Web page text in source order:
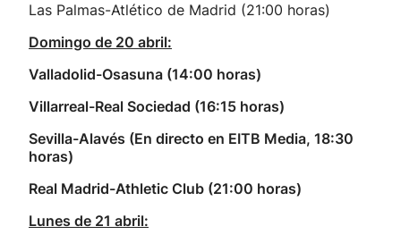
Las Palmas-Atlético de Madrid (21:00 horas)
Domingo de 20 abril:
Valladolid-Osasuna (14:00 horas)
Villarreal-Real Sociedad (16:15 horas)
Sevilla-Alavés (En directo en EITB Media, 18:30
horas)
Real Madrid-Athletic Club (21:00 horas)
Lunes de 21 abril: